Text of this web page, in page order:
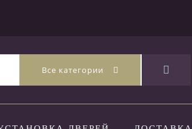
Все категории